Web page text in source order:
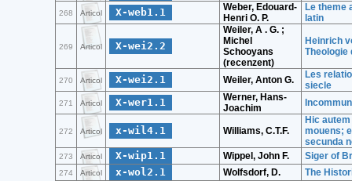
268 Articol X-web1.1
Weber, Edouard-
Henri O. P.
Le theme
latin
269 Articol X-wei2.2
Weiler, A . G. ;
Michel
Schooyans
(recenzent)
Heinrich
Theologie
270 Articol X-wei2.1 Weiler, Anton G.
Les
siecle
271 Articol X-wer1.1
Werner, Hans-
Joachim
272 Articol x-wil4.1 Williams, C.T.F.
Hic
mouens;
secunda
273 Articol X-wip1.1 Wippel, John F. Siger of
274 Articol x-wol2.1 Wolfsdorf, D. The